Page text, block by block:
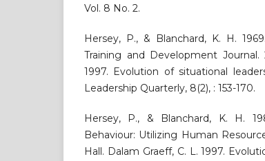
Vol. 8 No. 2.
Hersey, P., & Blanchard, K. H.
Training and Development Journal.
1997. Evolution of situational
Leadership Quarterly, 8(2), : 153-170.
Hersey, P., & Blanchard, K. H.
Behaviour: Utilizing Human
Hall. Dalam Graeff, C. L. 1997.